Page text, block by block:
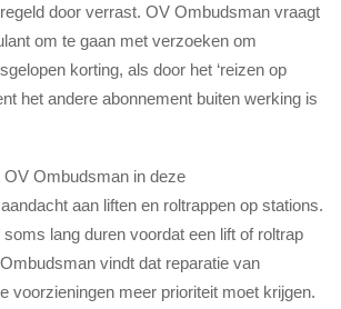
door verrast. OV Ombudsman vraagt
om te gaan met verzoeken om
korting, als door het ‘reizen op
het andere abonnement buiten werking is
Ombudsman in deze
aan liften en roltrappen op stations.
lang duren voordat een lift of roltrap
vindt dat reparatie van
voorzieningen meer prioriteit moet krijgen.